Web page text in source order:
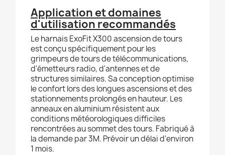
Application et domaines
d'utilisation recommandés
Le harnais ExoFit X300 ascension de tours
est conçu spécifiquement pour les
grimpeurs de tours de télécommunications,
d'émetteurs radio, d'antennes et de
structures similaires. Sa conception optimise
le confort lors des longues ascensions et des
stationnements prolongés en hauteur. Les
anneaux en aluminium résistent aux
conditions météorologiques difficiles
rencontrées au sommet des tours. Fabriqué à
la demande par 3M. Prévoir un délai d'environ
1 mois.